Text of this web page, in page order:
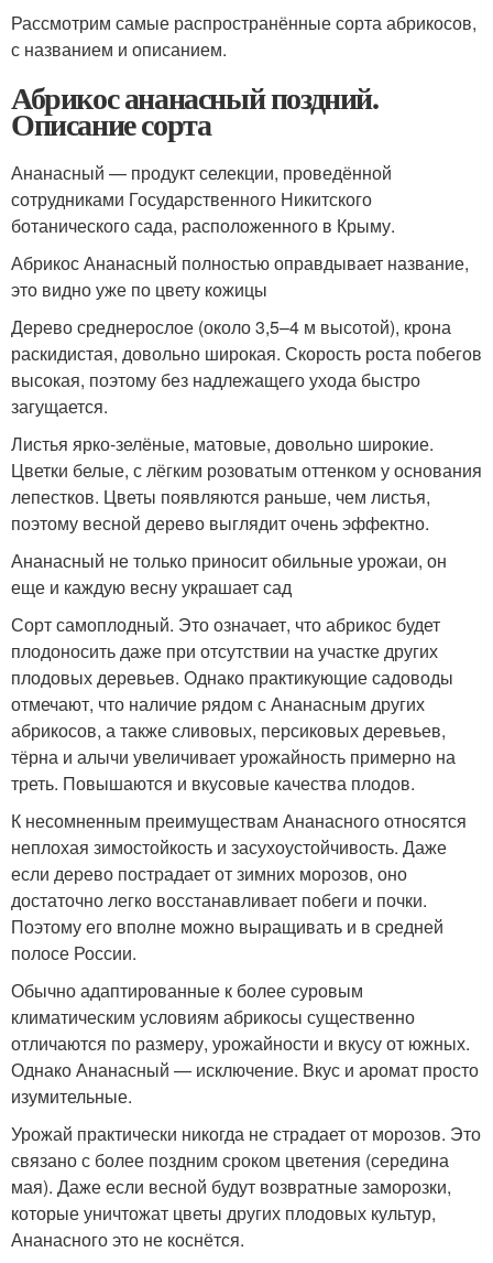
Рассмотрим самые распространённые сорта абрикосов,
с названием и описанием.
Абрикос ананасный поздний.
Описание сорта
Ананасный — продукт селекции, проведённой
сотрудниками Государственного Никитского
ботанического сада, расположенного в Крыму.
Абрикос Ананасный полностью оправдывает название,
это видно уже по цвету кожицы
Дерево среднерослое (около 3,5–4 м высотой), крона
раскидистая, довольно широкая. Скорость роста побегов
высокая, поэтому без надлежащего ухода быстро
загущается.
Листья ярко-зелёные, матовые, довольно широкие.
Цветки белые, с лёгким розоватым оттенком у основания
лепестков. Цветы появляются раньше, чем листья,
поэтому весной дерево выглядит очень эффектно.
Ананасный не только приносит обильные урожаи, он
еще и каждую весну украшает сад
Сорт самоплодный. Это означает, что абрикос будет
плодоносить даже при отсутствии на участке других
плодовых деревьев. Однако практикующие садоводы
отмечают, что наличие рядом с Ананасным других
абрикосов, а также сливовых, персиковых деревьев,
тёрна и алычи увеличивает урожайность примерно на
треть. Повышаются и вкусовые качества плодов.
К несомненным преимуществам Ананасного относятся
неплохая зимостойкость и засухоустойчивость. Даже
если дерево пострадает от зимних морозов, оно
достаточно легко восстанавливает побеги и почки.
Поэтому его вполне можно выращивать и в средней
полосе России.
Обычно адаптированные к более суровым
климатическим условиям абрикосы существенно
отличаются по размеру, урожайности и вкусу от южных.
Однако Ананасный — исключение. Вкус и аромат просто
изумительные.
Урожай практически никогда не страдает от морозов. Это
связано с более поздним сроком цветения (середина
мая). Даже если весной будут возвратные заморозки,
которые уничтожат цветы других плодовых культур,
Ананасного это не коснётся.